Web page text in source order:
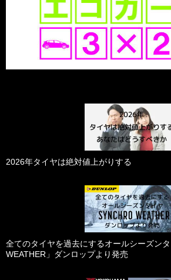
2026年タイヤは絶対値上がりする
全てのタイヤを過去にするオールシーズン
WEATHER」ダンロップより発売